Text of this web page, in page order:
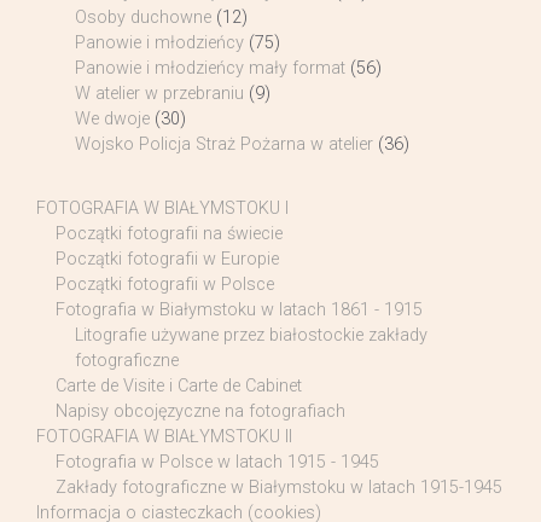
Osoby duchowne (12)
Panowie i młodzieńcy (75)
Panowie i młodzieńcy mały format (56)
W atelier w przebraniu (9)
We dwoje (30)
Wojsko Policja Straż Pożarna w atelier (36)
FOTOGRAFIA W BIAŁYMSTOKU I
Początki fotografii na świecie
Początki fotografii w Europie
Początki fotografii w Polsce
Fotografia w Białymstoku w latach 1861 - 1915
Litografie używane przez białostockie zakłady
fotograficzne
Carte de Visite i Carte de Cabinet
Napisy obcojęzyczne na fotografiach
FOTOGRAFIA W BIAŁYMSTOKU II
Fotografia w Polsce w latach 1915 - 1945
Zakłady fotograficzne w Białymstoku w latach 1915-1945
Informacja o ciasteczkach (cookies)